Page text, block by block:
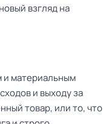
взгляд на
и материальным
и выходу за
товар, или то, что